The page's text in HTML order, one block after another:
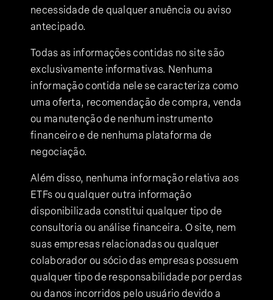
necessidade de qualquer anuência ou aviso
antecipado.
Todas as informações contidas no site são
exclusivamente informativas. Nenhuma
informação contida nele se caracteriza como
uma oferta, recomendação de compra, venda
ou manutenção de nenhum instrumento
financeiro e de nenhuma plataforma de
negociação.
Além disso, nenhuma informação relativa aos
ETFs ou qualquer outra informação
disponibilizada constitui qualquer tipo de
consultoria ou análise financeira. O site, nem
suas empresas relacionadas ou qualquer
colaborador ou sócio das empresas possuem
qualquer tipo de responsabilidade por perdas
ou danos incorridos pelo usuário devido a